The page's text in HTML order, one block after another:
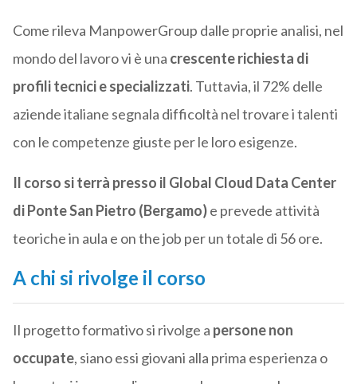
Come rileva ManpowerGroup dalle proprie analisi, nel
mondo del lavoro vi è una crescente richiesta di
profili tecnici e specializzati. Tuttavia, il 72% delle
aziende italiane segnala difficoltà nel trovare i talenti
con le competenze giuste per le loro esigenze.
Il corso si terrà presso il Global Cloud Data Center
di Ponte San Pietro (Bergamo)e prevede attività
teoriche in aula e on the job per un totale di 56 ore.
A chi si rivolge il corso
Il progetto formativo si rivolge a persone non
occupate, siano essi giovani alla prima esperienza o